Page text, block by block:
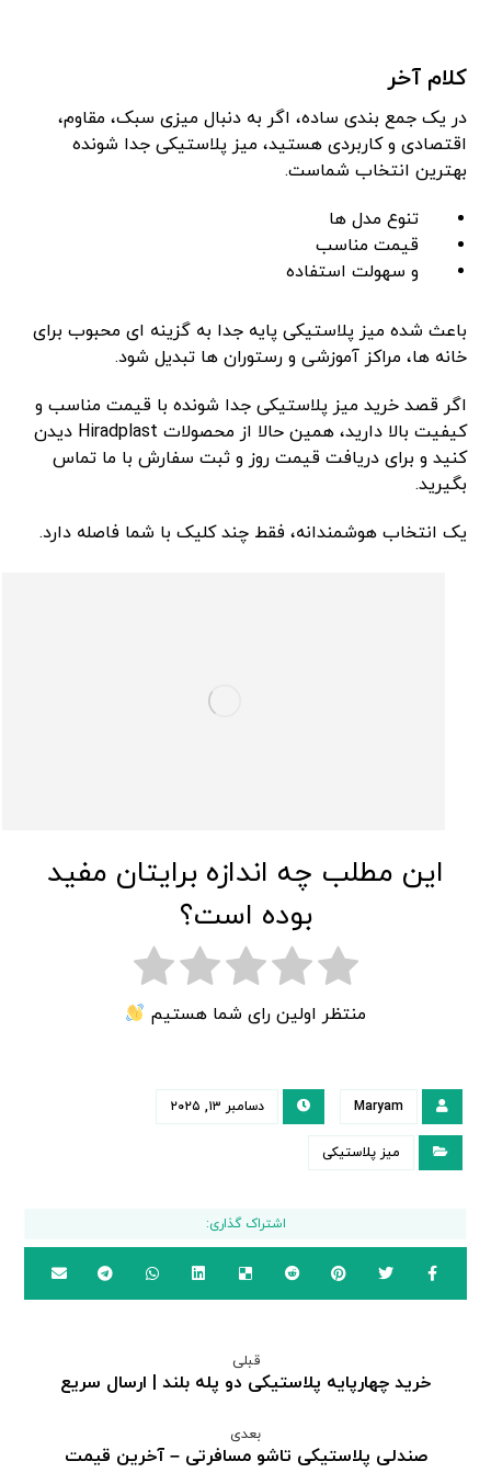
کلام آخر
در یک جمع ‌بندی ساده، اگر به دنبال میزی سبک، مقاوم،
اقتصادی و کاربردی هستید، میز پلاستیکی جدا شونده
بهترین انتخاب شماست.
تنوع مدل‌ ها
قیمت مناسب
و سهولت استفاده
باعث شده میز پلاستیکی پایه جدا به گزینه ‌ای محبوب برای
خانه ‌ها، مراکز آموزشی و رستوران ‌ها تبدیل شود.
اگر قصد خرید میز پلاستیکی جدا شونده با قیمت مناسب و
کیفیت بالا دارید، همین حالا از محصولات Hiradplast دیدن
کنید و برای دریافت قیمت روز و ثبت سفارش با ما تماس
بگیرید.
یک انتخاب هوشمندانه، فقط چند کلیک با شما فاصله دارد.
این مطلب چه اندازه برایتان مفید
بوده است؟
منتظر اولین رای شما هستیم
Maryam دسامبر ۱۳, ۲۰۲۵
میز پلاستیکی
قبلی
خرید چهارپایه پلاستیکی دو پله بلند | ارسال سریع
بعدی
صندلی پلاستیکی تاشو مسافرتی – آخرین قیمت